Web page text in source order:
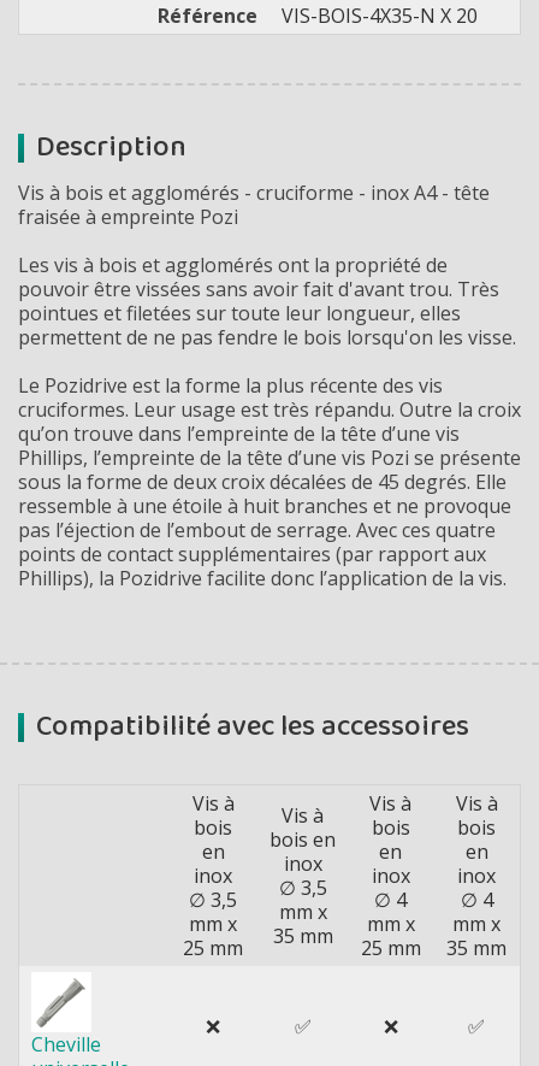
Référence
VIS-BOIS-4X35-N X 20
Description
Vis à bois et agglomérés - cruciforme - inox A4 - tête
fraisée à empreinte Pozi
Les vis à bois et agglomérés ont la propriété de
pouvoir être vissées sans avoir fait d'avant trou. Très
pointues et filetées sur toute leur longueur, elles
permettent de ne pas fendre le bois lorsqu'on les visse.
Le Pozidrive est la forme la plus récente des vis
cruciformes. Leur usage est très répandu. Outre la croix
qu’on trouve dans l’empreinte de la tête d’une vis
Phillips, l’empreinte de la tête d’une vis Pozi se présente
sous la forme de deux croix décalées de 45 degrés. Elle
ressemble à une étoile à huit branches et ne provoque
pas l’éjection de l’embout de serrage. Avec ces quatre
points de contact supplémentaires (par rapport aux
Phillips), la Pozidrive facilite donc l’application de la vis.
Compatibilité avec les accessoires
Vis à
bois
en
inox
∅ 3,5
mm x
25 mm
Vis à
bois en
inox
∅ 3,5
mm x
35 mm
Vis à
bois
en
inox
∅ 4
mm x
25 mm
Vis à
bois
en
inox
∅ 4
mm x
35 mm
Cheville
❌ ✅ ❌ ✅